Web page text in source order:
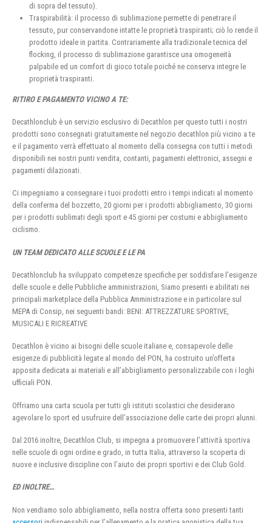
di sopra del tessuto).
Traspirabilità: il processo di sublimazione permette di penetrare il
tessuto, pur conservandone intatte le proprietà traspiranti; ciò lo rende il
prodotto ideale in partita. Contrariamente alla tradizionale tecnica del
flocking, il processo di sublimazione garantisce una omogeneità
palpabile ed un comfort di gioco totale poiché ne conserva integre le
proprietà traspiranti.
RITIRO E PAGAMENTO VICINO A TE:
Decathlonclub è un servizio esclusivo di Decathlon per questo tutti i nostri
prodotti sono consegnati gratuitamente nel negozio decathlon più vicino a te
e il pagamento verrà effettuato al momento della consegna con tutti i metodi
disponibili nei nostri punti vendita, contanti, pagamenti elettronici, assegni e
pagamenti dilazionati.
Ci impegniamo a consegnare i tuoi prodotti entro i tempi indicati al momento
della conferma del bozzetto, 20 giorni per i prodotti abbigliamento, 30 giorni
per i prodotti sublimati degli sport e 45 giorni per costumi e abbigliamento
ciclismo.
UN TEAM DEDICATO ALLE SCUOLE E LE PA
Decathlonclub ha sviluppato competenze specifiche per soddisfare l’esigenze
delle scuole e delle Pubbliche amministrazioni, Siamo presenti e abilitati nei
principali marketplace della Pubblica Amministrazione e in particolare sul
MEPA di Consip, nei seguenti bandi: BENI: ATTREZZATURE SPORTIVE,
MUSICALI E RICREATIVE
Decathlon è vicino ai bisogni delle scuole italiane e, consapevole delle
esigenze di pubblicità legate al mondo del PON, ha costruito un’offerta
apposita dedicata ai materiali e all’abbigliamento personalizzabile con i loghi
ufficiali PON.
Offriamo una carta scuola per tutti gli istituti scolastici che desiderano
agevolare lo sport ed usufruire dell’associazione delle carte dei propri alunni.
Dal 2016 inoltre, Decathlon Club, si impegna a promuovere l’attività sportiva
nelle scuole di ogni ordine e grado, in tutta Italia, attraverso la scoperta di
nuove e inclusive discipline con l’aiuto dei propri sportivi e dei Club Gold.
ED INOLTRE…
Non vendiamo solo abbigliamento, nella nostra offerta sono presenti tanti